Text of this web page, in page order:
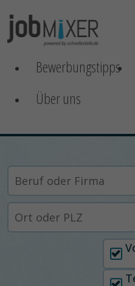
Bewerbungstipps
Über uns